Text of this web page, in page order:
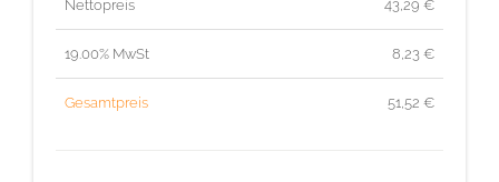
Nettopreis 43,29 €
19.00% MwSt 8,23 €
Gesamtpreis 51,52 €